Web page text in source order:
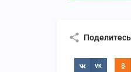
VK